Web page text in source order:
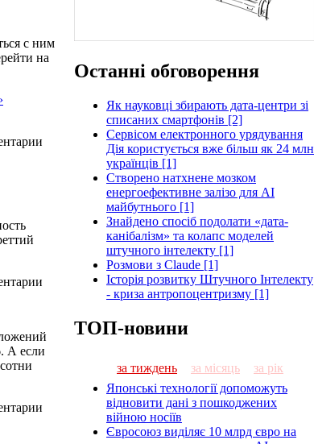
с ним
на
А если
Останні обговорення
Як науковці збирають дата-центри зі
списаних смартфонів [2]
Сервісом електронного урядування
Дія користується вже більш як 24 млн
українців [1]
Створено натхнене мозком
енергоефективне залізо для AI
майбутнього [1]
Знайдено спосіб подолати «дата-
канібалізм» та колапс моделей
штучного інтелекту [1]
Розмови з Claude [1]
Історія розвитку Штучного Інтелекту
- криза антропоцентризму [1]
ТОП-новини
за тиждень за місяць
за рік
Японські технології допоможуть
відновити дані з пошкоджених
війною носіїв
Євросоюз виділяє 10 млрд євро на